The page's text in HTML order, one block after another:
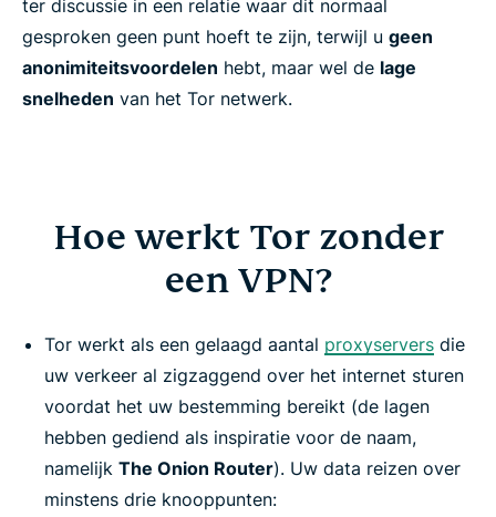
ter discussie in een relatie waar dit normaal
gesproken geen punt hoeft te zijn, terwijl u geen
anonimiteitsvoordelen hebt, maar wel de lage
snelheden van het Tor netwerk.
Hoe werkt Tor zonder
een VPN?
Tor werkt als een gelaagd aantal proxyservers die
uw verkeer al zigzaggend over het internet sturen
voordat het uw bestemming bereikt (de lagen
hebben gediend als inspiratie voor de naam,
namelijk The Onion Router). Uw data reizen over
minstens drie knooppunten: